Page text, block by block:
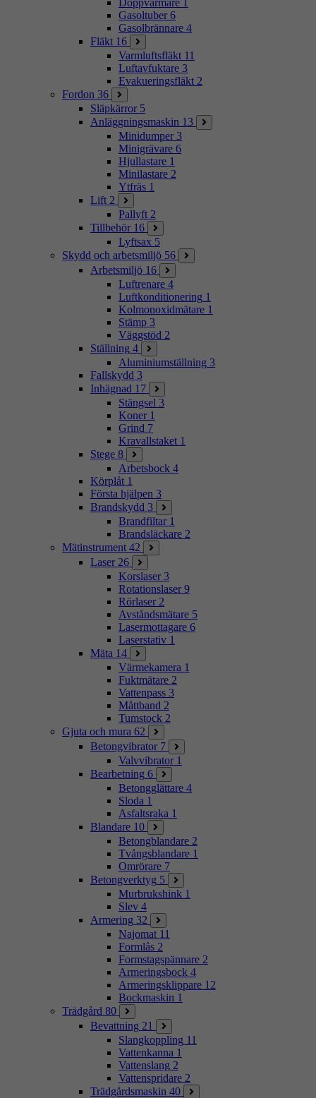
Doppvärmare
Gasoltuber 6
Gasolbrännare 4
Fläkt 16
Varmluftsfläkt 11
Luftavfuktare 3
Evakueringsfläkt 2
Fordon 36
Släpkärror 5
Anläggningsmaskin 13
Minidumper 3
Minigrävare 6
Hjullastare 1
Minilastare 2
Ytfräs 1
Lift 2
Pallyft 2
Tillbehör 16
Lyftsax 5
Skydd och arbetsmiljö 56
Arbetsmiljö 16
Luftrenare 4
Luftkonditionering 1
Kolmonoxidmätare 1
Stämp 3
Väggstöd 2
Ställning 4
Aluminiumställning 3
Fallskydd 3
Inhägnad 17
Stängsel 3
Koner 1
Grind 7
Kravallstaket 1
Stege 8
Arbetsbock 4
Körplåt 1
Första hjälpen 3
Brandskydd 3
Brandfiltar 1
Brandsläckare 2
Mätinstrument 42
Laser 26
Korslaser 3
Rotationslaser 9
Rörlaser 2
Avståndsmätare 5
Lasermottagare 6
Laserstativ 1
Mäta 14
Värmekamera 1
Fuktmätare 2
Vattenpass 3
Måttband 2
Tumstock 2
Gjuta och mura 62
Betongvibrator 7
Valvvibrator 1
Bearbetning 6
Betongglättare 4
Sloda 1
Asfaltsraka 1
Blandare 10
Betongblandare 2
Tvångsblandare 1
Omrörare 7
Betongverktyg 5
Murbrukshink 1
Slev 4
Armering 32
Najomat 11
Formlås 2
Formstagspännare 2
Armeringsbock 4
Armeringsklippare 12
Bockmaskin 1
Trädgård 80
Bevattning 21
Slangkoppling 11
Vattenkanna 1
Vattenslang 2
Vattenspridare 2
Trädgårdsmaskin 40